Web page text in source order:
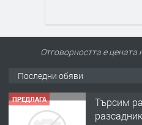
Отговорността е
Последни обяви
ПРЕДЛАГА
Търсим
разсадник